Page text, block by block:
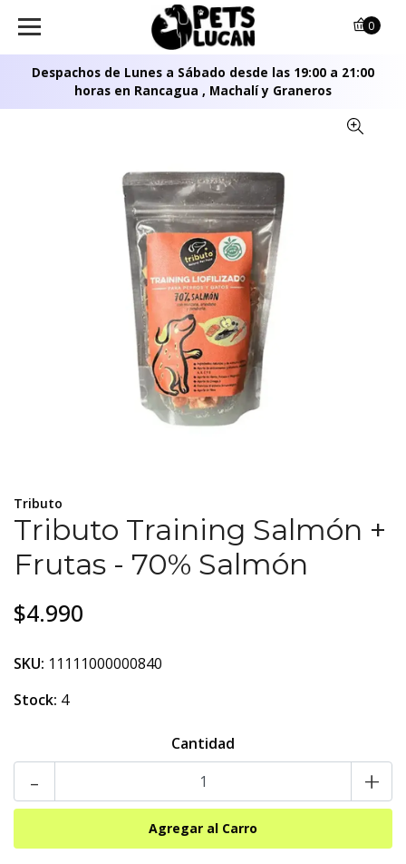
Despachos de Lunes a Sábado desde las 19:00 a 21:00
horas en Rancagua , Machalí y Graneros
0
Tributo
Tributo Training Salmón +
Frutas - 70% Salmón
$4.990
SKU: 11111000000840
Stock: 4
Cantidad
- +